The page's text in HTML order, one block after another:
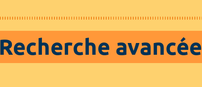
Recherche avancée